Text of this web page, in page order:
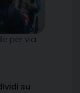
per via
su